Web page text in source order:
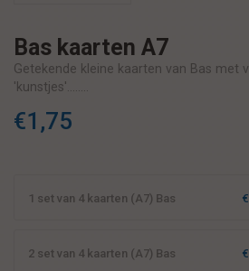
Bas kaarten A7
Getekende kleine kaarten van Bas met
'kunstjes'........
€1,75
1 set van 4 kaarten (A7) Bas
2 set van 4 kaarten (A7) Bas